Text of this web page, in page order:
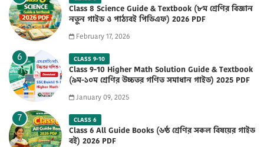
Class 8 Science Guide & Textbook (৮ম শ্রেণির বিজ্ঞান
নতুন গাইড ও পাঠ্যবই পিডিএফ) 2026 PDF
February 17, 2026
CLASS 9-10
Class 9-10 Higher Math Solution Guide & Textbook
(৯ম-১০ম শ্রেণির উচ্চতর গণিত সমাধান গাইড) 2025 PDF
January 09, 2025
CLASS 6
Class 6 All Guide Books (৬ষ্ঠ শ্রেণির সকল বিষয়ের গাইড
বই) 2026 PDF